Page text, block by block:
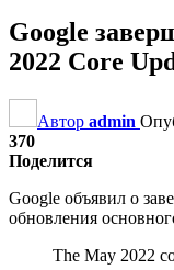
Google
2022 Core
Автор admin
370
Поделится
Google объявил о
обновления
The May 2022